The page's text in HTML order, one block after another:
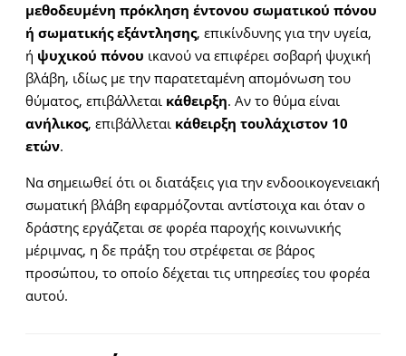
μεθοδευμένη πρόκληση έντονου σωματικού πόνου
ή σωματικής εξάντλησης, επικίνδυνης για την υγεία,
ή ψυχικού πόνου ικανού να επιφέρει σοβαρή ψυχική
βλάβη, ιδίως με την παρατεταμένη απομόνωση του
θύματος, επιβάλλεται κάθειρξη. Αν το θύμα είναι
ανήλικος, επιβάλλεται κάθειρξη τουλάχιστον 10
ετών.
Να σημειωθεί ότι οι διατάξεις για την ενδοοικογενειακή
σωματική βλάβη εφαρμόζονται αντίστοιχα και όταν ο
δράστης εργάζεται σε φορέα παροχής κοινωνικής
μέριμνας, η δε πράξη του στρέφεται σε βάρος
προσώπου, το οποίο δέχεται τις υπηρεσίες του φορέα
αυτού.